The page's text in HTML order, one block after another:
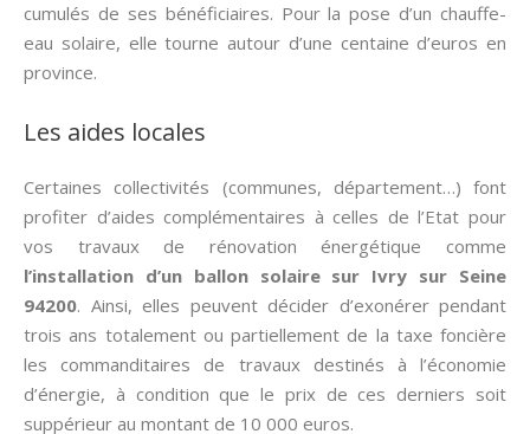
cumulés de ses bénéficiaires. Pour la pose d’un chauffe-
eau solaire, elle tourne autour d’une centaine d’euros en
province.
Les aides locales
Certaines collectivités (communes, département…) font
profiter d’aides complémentaires à celles de l’Etat pour
vos travaux de rénovation énergétique comme
l’installation d’un ballon solaire sur Ivry sur Seine
94200. Ainsi, elles peuvent décider d’exonérer pendant
trois ans totalement ou partiellement de la taxe foncière
les commanditaires de travaux destinés à l’économie
d’énergie, à condition que le prix de ces derniers soit
suppérieur au montant de 10 000 euros.